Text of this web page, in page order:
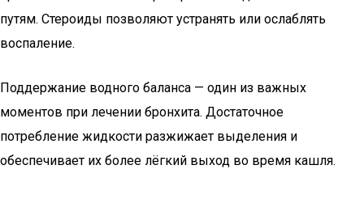
путям. Стероиды позволяют устранять или ослаблять
воспаление.
Поддержание водного баланса — один из важных
моментов при лечении бронхита. Достаточное
потребление жидкости разжижает выделения и
обеспечивает их более лёгкий выход во время кашля.